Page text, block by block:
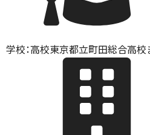
学校：高校東京都立町田総合高校